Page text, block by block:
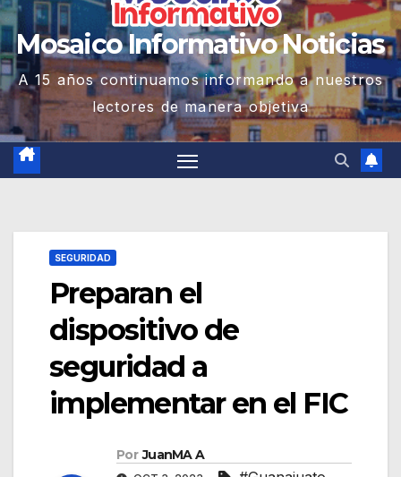
Mosaico Informativo Noticias
A 15 años continuamos informando a nuestros
lectores de manera objetiva
SEGURIDAD
Preparan el
dispositivo de
seguridad a
implementar en el FIC
Por JuanMA A